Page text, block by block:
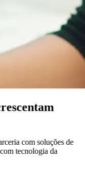
com soluções de
tecnologia da